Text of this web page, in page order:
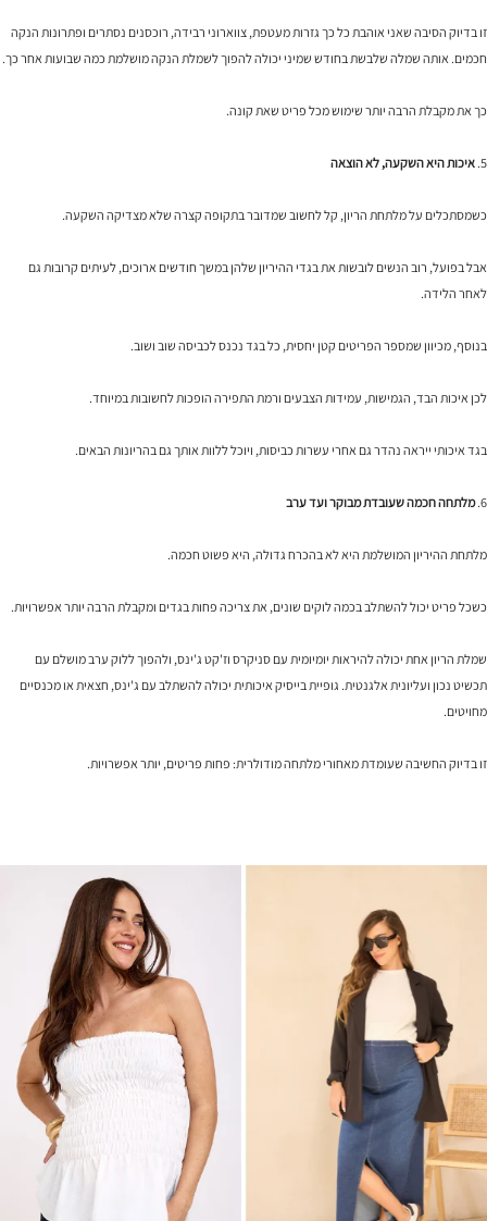
זו בדיוק הסיבה שאני אוהבת כל כך גזרות מעטפת, צווארוני רבידה, רוכסנים נסתרים ופתרונות הנקה
חכמים. אותה שמלה שלבשת בחודש שמיני יכולה להפוך לשמלת הנקה מושלמת כמה שבועות אחר כך.
כך את מקבלת הרבה יותר שימוש מכל פריט שאת קונה.
5. איכות היא השקעה, לא הוצאה
כשמסתכלים על מלתחת הריון, קל לחשוב שמדובר בתקופה קצרה שלא מצדיקה השקעה.
אבל בפועל, רוב הנשים לובשות את בגדי ההיריון שלהן במשך חודשים ארוכים, לעיתים קרובות גם
לאחר הלידה.
בנוסף, מכיוון שמספר הפריטים קטן יחסית, כל בגד נכנס לכביסה שוב ושוב.
לכן איכות הבד, הגמישות, עמידות הצבעים ורמת התפירה הופכות לחשובות במיוחד.
בגד איכותי ייראה נהדר גם אחרי עשרות כביסות, ויוכל ללוות אותך גם בהריונות הבאים.
6. מלתחה חכמה שעובדת מבוקר ועד ערב
מלתחת ההיריון המושלמת היא לא בהכרח גדולה, היא פשוט חכמה.
כשכל פריט יכול להשתלב בכמה לוקים שונים, את צריכה פחות בגדים ומקבלת הרבה יותר אפשרויות.
שמלת הריון אחת יכולה להיראות יומיומית עם סניקרס וז'קט ג'ינס, ולהפוך ללוק ערב מושלם עם
תכשיט נכון ועליונית אלגנטית. גופיית בייסיק איכותית יכולה להשתלב עם ג'ינס, חצאית או מכנסיים
מחויטים.
זו בדיוק החשיבה שעומדת מאחורי מלתחה מודולרית: פחות פריטים, יותר אפשרויות.